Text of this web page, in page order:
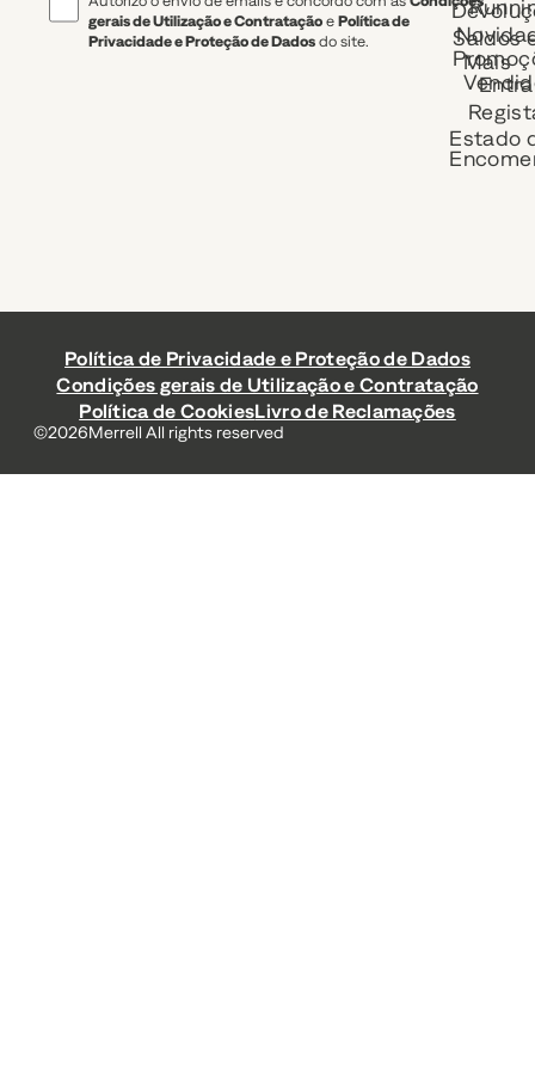
gerais de Utilização e Contratação ePolítica de
Privacidade e Proteção de Dados do site.
Saldos
Estado
Mais
Política de Privacidade e Proteção de Dados
Condições gerais de Utilização e Contratação
Política de CookiesLivro de Reclamações
©2026Merrell All rights reserved